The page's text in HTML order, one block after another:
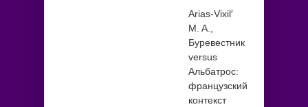
Arias-Vixil′
M. A.,
Буревестник
versus
Альбатрос:
французский
контекст